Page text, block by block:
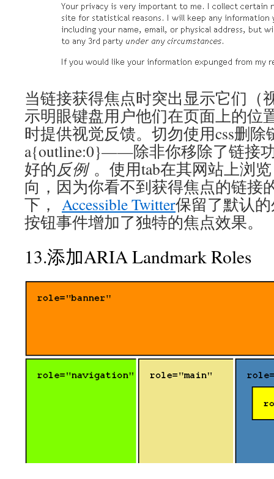
当链接获得焦点时突出显示它们（
示明眼键盘用户他们在页面上的位
时提供视觉反馈。切勿使用css删
a{outline:0}——除非你移除了链接
好的反例。使用tab在其网站上浏
向，因为你看不到获得焦点的链接
下， Accessible Twitter保留了默认
按钮事件增加了独特的焦点效果。
13.添加ARIA Landmark Roles